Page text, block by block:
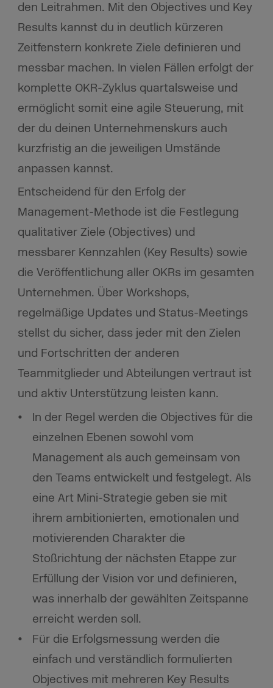
den Leitrahmen. Mit den Objectives und Key
Results kannst du in deutlich kürzeren
Zeitfenstern konkrete Ziele definieren und
messbar machen. In vielen Fällen erfolgt der
komplette OKR-Zyklus quartalsweise und
ermöglicht somit eine agile Steuerung, mit
der du deinen Unternehmenskurs auch
kurzfristig an die jeweiligen Umstände
anpassen kannst.
Entscheidend für den Erfolg der
Management-Methode ist die Festlegung
qualitativer Ziele (Objectives) und
messbarer Kennzahlen (Key Results) sowie
die Veröffentlichung aller OKRs im gesamten
Unternehmen. Über Workshops,
regelmäßige Updates und Status-Meetings
stellst du sicher, dass jeder mit den Zielen
und Fortschritten der anderen
Teammitglieder und Abteilungen vertraut ist
und aktiv Unterstützung leisten kann.
In der Regel werden die Objectives für die
einzelnen Ebenen sowohl vom
Management als auch gemeinsam von
den Teams entwickelt und festgelegt. Als
eine Art Mini-Strategie geben sie mit
ihrem ambitionierten, emotionalen und
motivierenden Charakter die
Stoßrichtung der nächsten Etappe zur
Erfüllung der Vision vor und definieren,
was innerhalb der gewählten Zeitspanne
erreicht werden soll.
Für die Erfolgsmessung werden die
einfach und verständlich formulierten
Objectives mit mehreren Key Results